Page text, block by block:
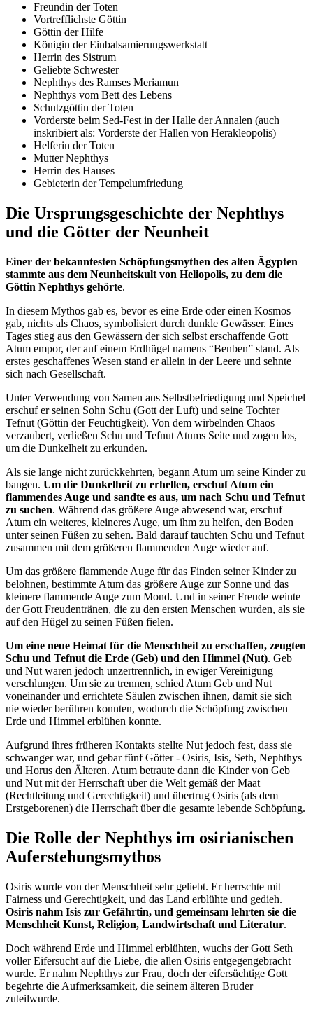
Freundin der Toten
Vortrefflichste Göttin
Göttin der Hilfe
Königin der Einbalsamierungswerkstatt
Herrin des Sistrum
Geliebte Schwester
Nephthys des Ramses Meriamun
Nephthys vom Bett des Lebens
Schutzgöttin der Toten
Vorderste beim Sed-Fest in der Halle der Annalen (auch
inskribiert als: Vorderste der Hallen von Herakleopolis)
Helferin der Toten
Mutter Nephthys
Herrin des Hauses
Gebieterin der Tempelumfriedung
Die Ursprungsgeschichte der Nephthys
und die Götter der Neunheit
Einer der bekanntesten Schöpfungsmythen des alten Ägypten
stammte aus dem Neunheitskult von Heliopolis, zu dem die
Göttin Nephthys gehörte.
In diesem Mythos gab es, bevor es eine Erde oder einen Kosmos
gab, nichts als Chaos, symbolisiert durch dunkle Gewässer. Eines
Tages stieg aus den Gewässern der sich selbst erschaffende Gott
Atum empor, der auf einem Erdhügel namens “Benben” stand. Als
erstes geschaffenes Wesen stand er allein in der Leere und sehnte
sich nach Gesellschaft.
Unter Verwendung von Samen aus Selbstbefriedigung und Speichel
erschuf er seinen Sohn Schu (Gott der Luft) und seine Tochter
Tefnut (Göttin der Feuchtigkeit). Von dem wirbelnden Chaos
verzaubert, verließen Schu und Tefnut Atums Seite und zogen los,
um die Dunkelheit zu erkunden.
Als sie lange nicht zurückkehrten, begann Atum um seine Kinder zu
bangen. Um die Dunkelheit zu erhellen, erschuf Atum ein
flammendes Auge und sandte es aus, um nach Schu und Tefnut
zu suchen. Während das größere Auge abwesend war, erschuf
Atum ein weiteres, kleineres Auge, um ihm zu helfen, den Boden
unter seinen Füßen zu sehen. Bald darauf tauchten Schu und Tefnut
zusammen mit dem größeren flammenden Auge wieder auf.
Um das größere flammende Auge für das Finden seiner Kinder zu
belohnen, bestimmte Atum das größere Auge zur Sonne und das
kleinere flammende Auge zum Mond. Und in seiner Freude weinte
der Gott Freudentränen, die zu den ersten Menschen wurden, als sie
auf den Hügel zu seinen Füßen fielen.
Um eine neue Heimat für die Menschheit zu erschaffen, zeugten
Schu und Tefnut die Erde (Geb) und den Himmel (Nut). Geb
und Nut waren jedoch unzertrennlich, in ewiger Vereinigung
verschlungen. Um sie zu trennen, schied Atum Geb und Nut
voneinander und errichtete Säulen zwischen ihnen, damit sie sich
nie wieder berühren konnten, wodurch die Schöpfung zwischen
Erde und Himmel erblühen konnte.
Aufgrund ihres früheren Kontakts stellte Nut jedoch fest, dass sie
schwanger war, und gebar fünf Götter - Osiris, Isis, Seth, Nephthys
und Horus den Älteren. Atum betraute dann die Kinder von Geb
und Nut mit der Herrschaft über die Welt gemäß der Maat
(Rechtleitung und Gerechtigkeit) und übertrug Osiris (als dem
Erstgeborenen) die Herrschaft über die gesamte lebende Schöpfung.
Die Rolle der Nephthys im osirianischen
Auferstehungsmythos
Osiris wurde von der Menschheit sehr geliebt. Er herrschte mit
Fairness und Gerechtigkeit, und das Land erblühte und gedieh.
Osiris nahm Isis zur Gefährtin, und gemeinsam lehrten sie die
Menschheit Kunst, Religion, Landwirtschaft und Literatur.
Doch während Erde und Himmel erblühten, wuchs der Gott Seth
voller Eifersucht auf die Liebe, die allen Osiris entgegengebracht
wurde. Er nahm Nephthys zur Frau, doch der eifersüchtige Gott
begehrte die Aufmerksamkeit, die seinem älteren Bruder
zuteilwurde.